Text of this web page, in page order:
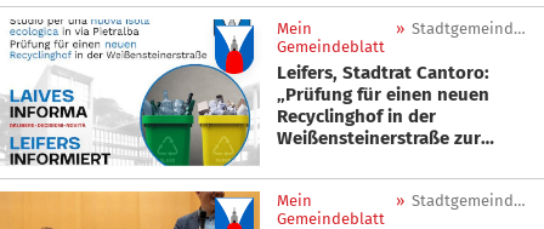
Mein
Gemeindeblatt
» Stadtgemeinde Leifers
Leifers, Stadtrat Cantoro:
„Prüfung für einen neuen
Recyclinghof in der
Weißensteinerstraße zur
im Zentrum“
Mein
Gemeindeblatt
» Stadtgemeinde Leifers